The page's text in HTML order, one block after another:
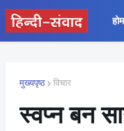
मुख्यपृष्ठ विचार
स्वप्न बन